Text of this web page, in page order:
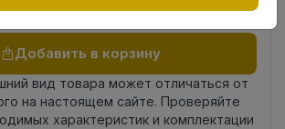
Добавить в корзину
вид товара может отличаться от
на настоящем сайте. Проверяйте
характеристик и комплектации